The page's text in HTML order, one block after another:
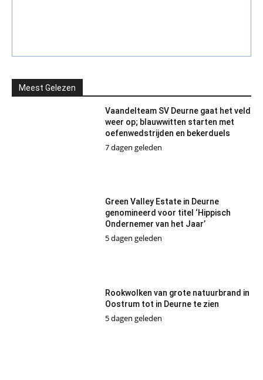
Meest Gelezen
Vaandelteam SV Deurne gaat het veld
weer op; blauwwitten starten met
oefenwedstrijden en bekerduels
7 dagen geleden
Green Valley Estate in Deurne
genomineerd voor titel ‘Hippisch
Ondernemer van het Jaar’
5 dagen geleden
Rookwolken van grote natuurbrand in
Oostrum tot in Deurne te zien
5 dagen geleden